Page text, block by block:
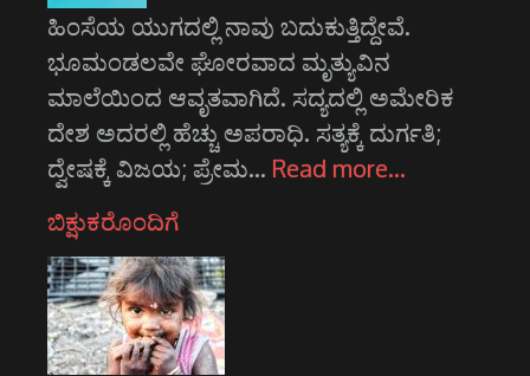
ಹಿಂಸೆಯ ಯುಗದಲ್ಲಿ ನಾವು ಬದುಕುತ್ತಿದ್ದೇವೆ.
ಭೂಮಂಡಲವೇ ಘೋರವಾದ ಮೃತ್ಯುವಿನ
ಮಾಲೆಯಿಂದ ಆವೃತವಾಗಿದೆ. ಸದ್ಯದಲ್ಲಿ ಅಮೇರಿಕ
ದೇಶ ಅದರಲ್ಲಿ ಹೆಚ್ಚು ಅಪರಾಧಿ. ಸತ್ಯಕ್ಕೆ ದುರ್ಗತಿ;
ದ್ವೇಷಕ್ಕೆ ವಿಜಯ; ಪ್ರೇಮ… Read more…
ಬಿಕ್ಷುಕರೊಂದಿಗೆ